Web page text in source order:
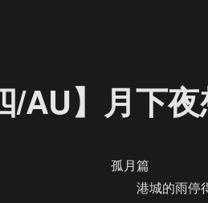
/AU】月下
孤月篇
港城的雨停得